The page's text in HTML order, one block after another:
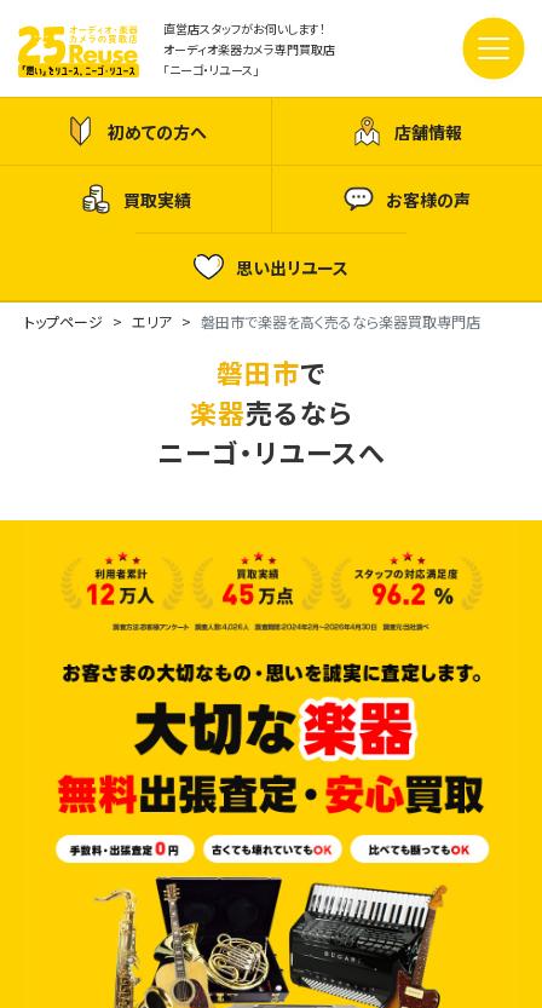
直営店スタッフがお伺いします！
オーディオ楽器カメラ専門買取店
「ニーゴ・リユース」
初めての方へ 店舗情報
買取実績 お客様の声
思い出リユース
トップページ エリア 磐田市で楽器を高く売るなら楽器買取専門店
磐田市で
楽器売るなら
ニーゴ・リユースへ